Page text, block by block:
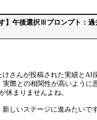
】午後選択Ⅲプロンプト：
けさんが投稿された実績とAI
実際との相関性が高いように
休まりませんよね。
新しいステージに進みたいで